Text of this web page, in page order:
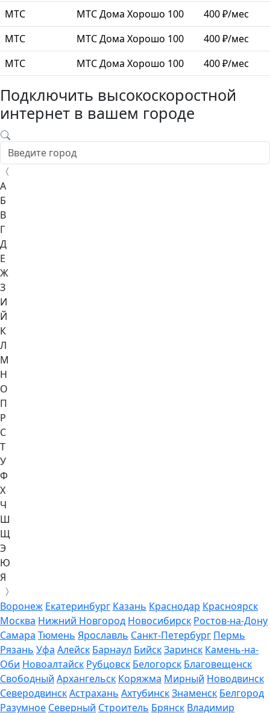
МТС
МТС Дома Хорошо 100
400 ₽/мес
МТС
МТС Дома Хорошо 100
400 ₽/мес
МТС
МТС Дома Хорошо 100 400 ₽/мес
Подключить высокоскоростной
интернет в вашем городе
〈
А
Б
В
Г
Д
Е
Ж
З
И
Й
К
Л
М
Н
О
П
Р
С
Т
У
Ф
Х
Ч
Ш
Щ
Э
Ю
Я
〉
Воронеж Екатеринбург Казань Краснодар Красноярск
Москва Нижний Новгород Новосибирск Ростов-на-Дону
Самара Тюмень Ярославль Санкт-Петербург Пермь
Рязань Уфа Алейск Барнаул БийскЗаринск Камень-на-
Оби Новоалтайск Рубцовск Белогорск Благовещенск
Свободный Архангельск Коряжма Мирный Новодвинск
СеверодвинскАстрахань АхтубинскЗнаменск Белгород
Разумное Северный Строитель Брянск Владимир